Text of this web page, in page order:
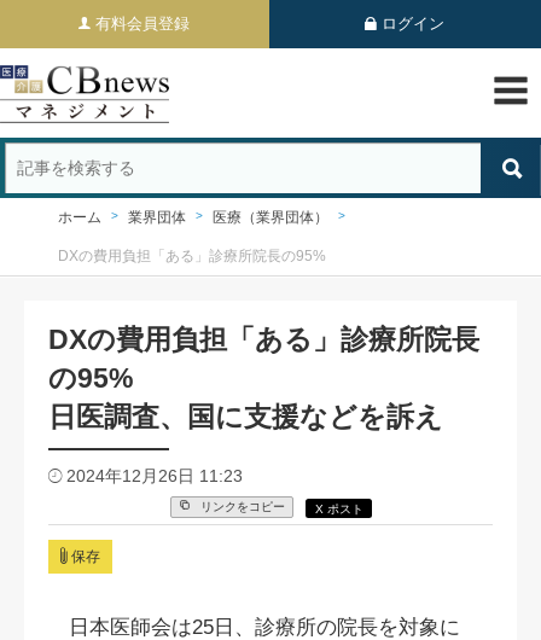
有料会員登録 ログイン
ホーム 業界団体 医療（業界団体）
DXの費用負担「ある」診療所院長の95%
DXの費用負担「ある」診療所院長
の95%
日医調査、国に支援などを訴え
2024年12月26日 11:23
リンクをコピー X ポスト
保存
日本医師会は25日、診療所の院長を対象に